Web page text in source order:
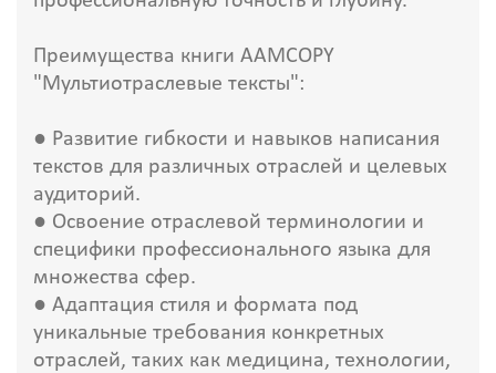
Преимущества книги AAMCOPY
"Мультиотраслевые тексты":
● Развитие гибкости и навыков написания
текстов для различных отраслей и целевых
аудиторий.
● Освоение отраслевой терминологии и
специфики профессионального языка для
множества сфер.
● Адаптация стиля и формата под
уникальные требования конкретных
отраслей, таких как медицина, технологии,